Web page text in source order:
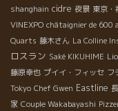
shanghain cidre 夜景 東京・
VINEXPO châtaignier de 600
Quarts 藤木さん La Colline
ロスラン Saké KIKUHIME
藤原幸也 プイイ・フィッセ フ
Tokyo Chef Gwen Eastline
家 Couple Wakabayashi